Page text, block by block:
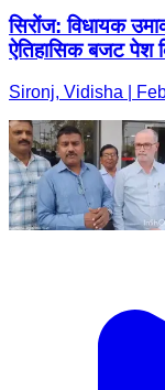
सिरोंज: विधायक
ऐतिहासिक बजट पेश
Sironj, Vidisha |